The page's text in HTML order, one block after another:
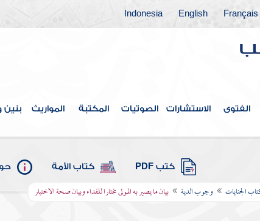
Français
English
Indonesia
الفتوى الاستشارات الصوتيات المكتبة المواريث بنين
كتب PDF كتاب الأمة
الجنايات وجوب الدية بيان ما يصير به المولى مختارا للفداء وبيان صحة الاختيار